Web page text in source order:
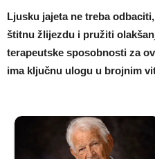
Ljusku jajeta ne treba
štitnu žlijezdu i pružiti
terapeutske sposobnosti za
ima ključnu ulogu u brojnim